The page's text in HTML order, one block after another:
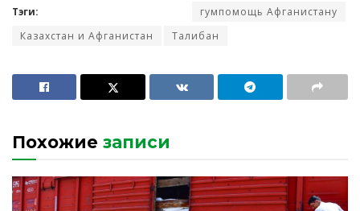
Тэги:
гумпомощь Афганистану
Казахстан и Афганистан
Талибан
Похожие записи